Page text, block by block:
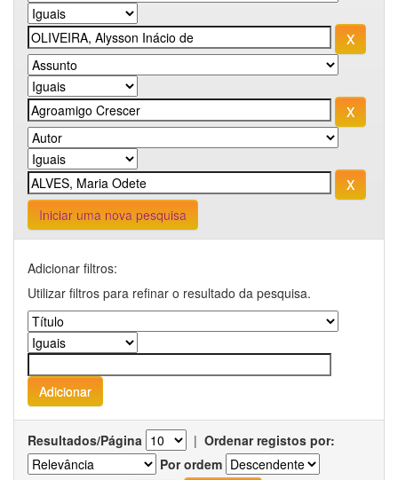
Iniciar uma nova pesquisa
Adicionar filtros:
Utilizar filtros para refinar o resultado da pesquisa.
Resultados/Página | Ordenar registos por:
Por ordem